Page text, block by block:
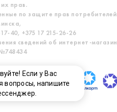
прав.
по защите прав
40, +375 17 215-26-26
сведений об интернет-
Если у Вас
вопросы, напишите